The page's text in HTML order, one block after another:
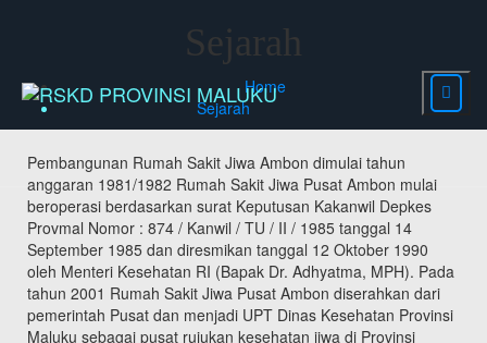
Sejarah
Home
Sejarah
Pembangunan Rumah Sakit Jiwa Ambon dimulai tahun
anggaran 1981/1982 Rumah Sakit Jiwa Pusat Ambon mulai
beroperasi berdasarkan surat Keputusan Kakanwil Depkes
Provmal Nomor : 874 / Kanwil / TU / II / 1985 tanggal 14
September 1985 dan diresmikan tanggal 12 Oktober 1990
oleh Menteri Kesehatan RI (Bapak Dr. Adhyatma, MPH). Pada
tahun 2001 Rumah Sakit Jiwa Pusat Ambon diserahkan dari
pemerintah Pusat dan menjadi UPT Dinas Kesehatan Provinsi
Maluku sebagai pusat rujukan kesehatan jiwa di Provinsi